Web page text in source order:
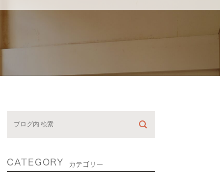
CATEGORY カテゴリー